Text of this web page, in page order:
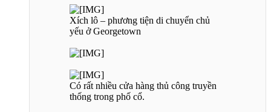
Xích lô – phương tiện di chuyển chủ
yếu ở Georgetown
Có rất nhiều cửa hàng thủ công truyền
thống trong phố cổ.